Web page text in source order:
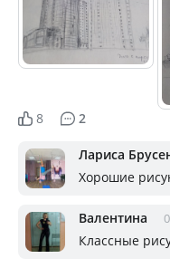
8 2
Лариса
Хорошие
Валентина
Классные